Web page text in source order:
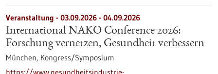
Veranstaltung - 03.09.2026 - 04.09.2026
International NAKO Conference 2026:
Forschung vernetzen, Gesundheit verbessern
München, Kongress/Symposium
https://www.gesundheitsindustrie-